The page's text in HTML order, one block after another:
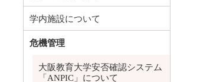
学内施設について
危機管理
大阪教育大学安否確認システム
「ANPIC」について